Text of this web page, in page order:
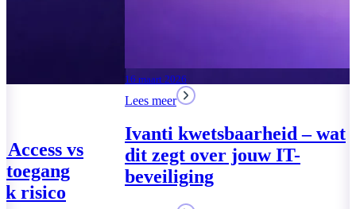
Global
VPN –